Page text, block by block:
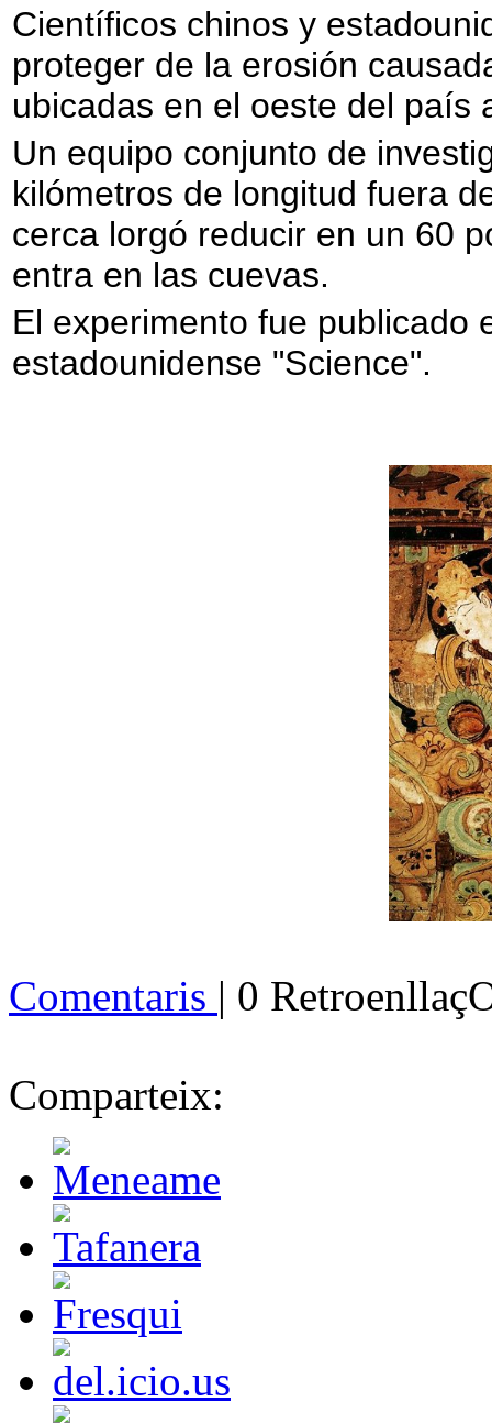
Científicos chinos y
proteger de la erosión
ubicadas en el oeste del país
Un equipo conjunto de
kilómetros de longitud fuera
cerca lorgó reducir en un 60
entra en las cuevas.
El experimento fue publicado
estadounidense "Science".
Comentaris | 0
Comparteix: